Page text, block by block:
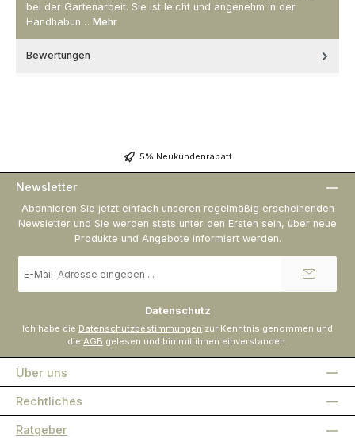
bei der Gartenarbeit. Sie ist leicht und angenehm in der
Handhabun… Mehr
Bewertungen
5% Neukundenrabatt
Newsletter
Abonnieren Sie jetzt einfach unseren regelmäßig erscheinenden
Newsletter und Sie werden stets unter den Ersten sein, über neue
Produkte und Angebote informiert werden.
Mail-
Datenschutz
Ich habe die Datenschutzbestimmungen zur Kenntnis genommen und
die AGB gelesen und bin mit ihnen einverstanden.
Über uns
Rechtliches
Ratgeber